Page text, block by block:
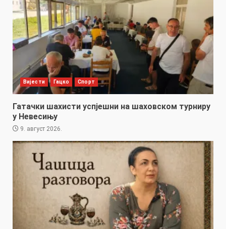
Вијести Гацко Спорт
Гатачки шахисти успјешни на шаховском турниру
у Невесињу
9. август 2026.